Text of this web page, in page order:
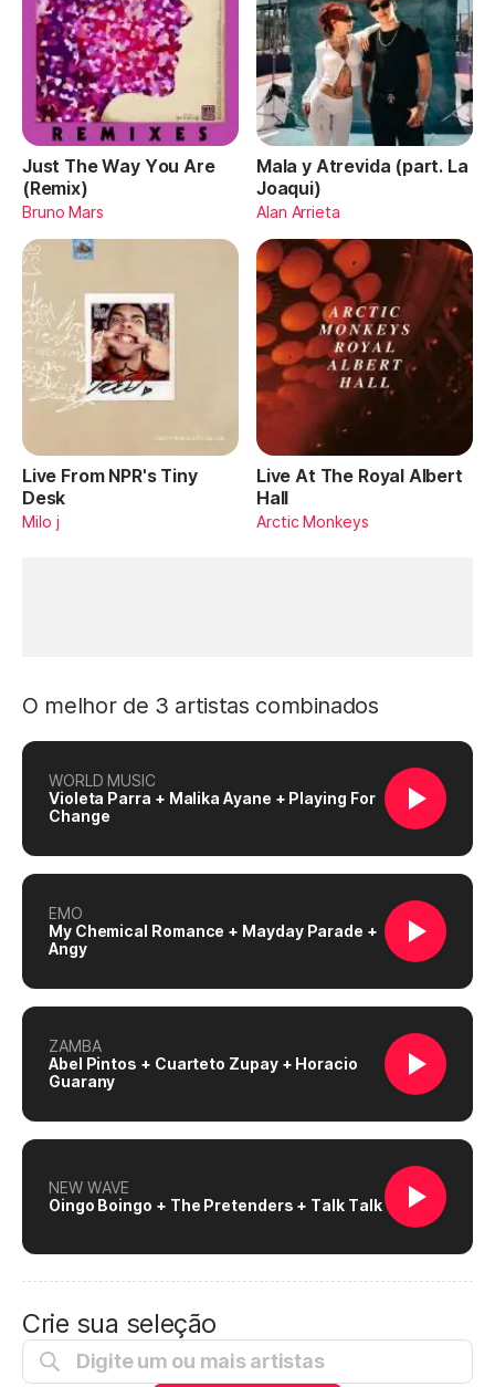
Just The Way You Are
(Remix)
Bruno Mars
Mala y Atrevida (part. La
Joaqui)
Alan Arrieta
Live From NPR's Tiny
Desk
Milo j
Live At The Royal Albert
Hall
Arctic Monkeys
O melhor de 3 artistas combinados
WORLD MUSIC
Violeta Parra + Malika Ayane + Playing For
Change
EMO
My Chemical Romance + Mayday Parade +
Angy
ZAMBA
Abel Pintos + Cuarteto Zupay + Horacio
Guarany
NEW WAVE
Oingo Boingo + The Pretenders + Talk Talk
Crie sua seleção